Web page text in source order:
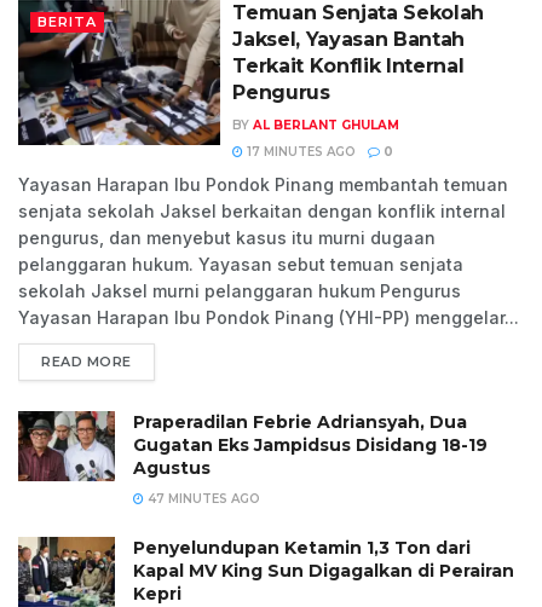
BERITA
Temuan Senjata Sekolah
Jaksel, Yayasan Bantah
Terkait Konflik Internal
Pengurus
BY AL BERLANT GHULAM
17 MINUTES AGO
0
Yayasan Harapan Ibu Pondok Pinang membantah temuan
senjata sekolah Jaksel berkaitan dengan konflik internal
pengurus, dan menyebut kasus itu murni dugaan
pelanggaran hukum. Yayasan sebut temuan senjata
sekolah Jaksel murni pelanggaran hukum Pengurus
Yayasan Harapan Ibu Pondok Pinang (YHI-PP) menggelar...
READ MORE
Praperadilan Febrie Adriansyah, Dua
Gugatan Eks Jampidsus Disidang 18-19
Agustus
47 MINUTES AGO
Penyelundupan Ketamin 1,3 Ton dari
Kapal MV King Sun Digagalkan di Perairan
Kepri